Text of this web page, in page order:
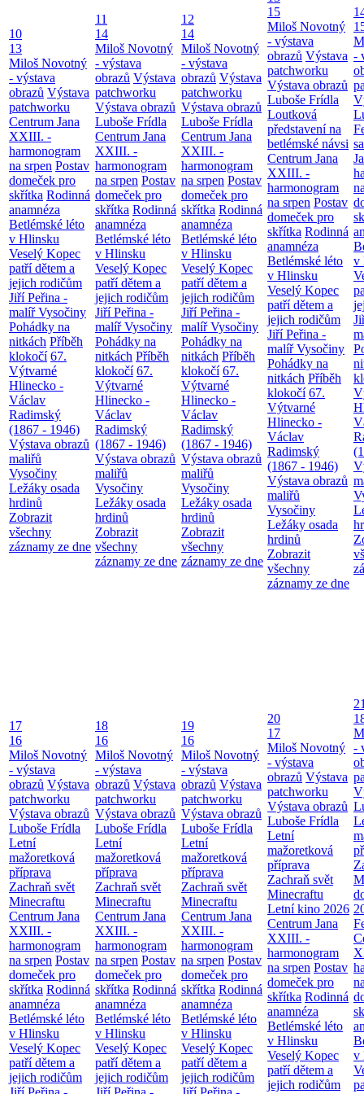
10
13
Miloš Novotný
- výstava
obrazů Výstava
patchworku
Centrum Jana
XXIII. -
harmonogram
na srpen Postav
domeček pro
skřítka Rodinná
anamnéza
Betlémské léto
v Hlinsku
Veselý Kopec
patří dětem a
jejich rodičům
Jiří Peřina -
malíř Vysočiny
Pohádky na
nitkách Příběh
klokočí 67.
Výtvarné
Hlinecko -
Václav
Radimský
(1867 - 1946)
Výstava obrazů
maliřů
Vysočiny
Ležáky osada
hrdinů
Zobrazit
všechny
záznamy ze dne
11
14
Miloš Novotný
- výstava
obrazů Výstava
patchworku
Výstava obrazů
Luboše Frídla
Centrum Jana
XXIII. -
harmonogram
na srpen Postav
domeček pro
skřítka Rodinná
anamnéza
Betlémské léto
v Hlinsku
Veselý Kopec
patří dětem a
jejich rodičům
Jiří Peřina -
malíř Vysočiny
Pohádky na
nitkách Příběh
klokočí 67.
Výtvarné
Hlinecko -
Václav
Radimský
(1867 - 1946)
Výstava obrazů
maliřů
Vysočiny
Ležáky osada
hrdinů
Zobrazit
všechny
záznamy ze dne
12
14
Miloš Novotný
- výstava
obrazů Výstava
patchworku
Výstava obrazů
Luboše Frídla
Centrum Jana
XXIII. -
harmonogram
na srpen Postav
domeček pro
skřítka Rodinná
anamnéza
Betlémské léto
v Hlinsku
Veselý Kopec
patří dětem a
jejich rodičům
Jiří Peřina -
malíř Vysočiny
Pohádky na
nitkách Příběh
klokočí 67.
Výtvarné
Hlinecko -
Václav
Radimský
(1867 - 1946)
Výstava obrazů
maliřů
Vysočiny
Ležáky osada
hrdinů
Zobrazit
všechny
záznamy ze dne
15
Miloš Novotný
- výstava
obrazů Výstava
patchworku
Výstava obrazů
Luboše Frídla
Loutková
představení na
betlémské návsi
Centrum Jana
XXIII. -
harmonogram
na srpen Postav
domeček pro
skřítka Rodinná
anamnéza
Betlémské léto
v Hlinsku
Veselý Kopec
patří dětem a
jejich rodičům
Jiří Peřina -
malíř Vysočiny
Pohádky na
nitkách Příběh
klokočí 67.
Výtvarné
Hlinecko -
Václav
Radimský
(1867 - 1946)
Výstava obrazů
maliřů
Vysočiny
Ležáky osada
hrdinů
Zobrazit
všechny
záznamy ze dne
-
v
17
16
Miloš Novotný
- výstava
obrazů Výstava
patchworku
Výstava obrazů
Luboše Frídla
Letní
mažoretková
příprava
Zachraň svět
Minecraftu
Centrum Jana
XXIII. -
harmonogram
na srpen Postav
domeček pro
skřítka Rodinná
anamnéza
Betlémské léto
v Hlinsku
Veselý Kopec
patří dětem a
jejich rodičům
18
16
Miloš Novotný
- výstava
obrazů Výstava
patchworku
Výstava obrazů
Luboše Frídla
Letní
mažoretková
příprava
Zachraň svět
Minecraftu
Centrum Jana
XXIII. -
harmonogram
na srpen Postav
domeček pro
skřítka Rodinná
anamnéza
Betlémské léto
v Hlinsku
Veselý Kopec
patří dětem a
jejich rodičům
19
16
Miloš Novotný
- výstava
obrazů Výstava
patchworku
Výstava obrazů
Luboše Frídla
Letní
mažoretková
příprava
Zachraň svět
Minecraftu
Centrum Jana
XXIII. -
harmonogram
na srpen Postav
domeček pro
skřítka Rodinná
anamnéza
Betlémské léto
v Hlinsku
Veselý Kopec
patří dětem a
jejich rodičům
20
17
Miloš Novotný
- výstava
obrazů Výstava
patchworku
Výstava obrazů
Luboše Frídla
Letní
mažoretková
příprava
Zachraň svět
Minecraftu
Letní kino 2026
Centrum Jana
XXIII. -
harmonogram
na srpen Postav
domeček pro
skřítka Rodinná
anamnéza
Betlémské léto
v Hlinsku
Veselý Kopec
patří dětem a
jejich rodičům
-
v